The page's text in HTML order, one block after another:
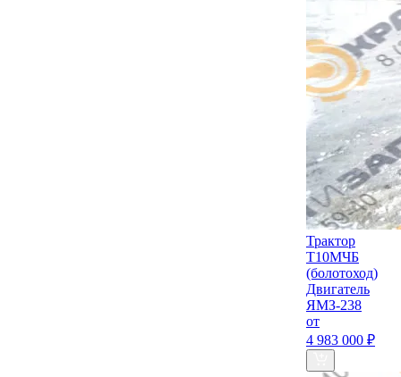
Трактор
Т10МЧБ
(болотоход)
Двигатель
ЯМЗ-238
от
4 983 000 ₽